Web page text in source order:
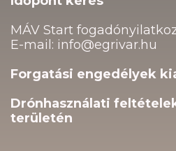
MÁV Start
E-mail: info@egrivar.hu
Forgatási engedélyek
Drónhasználati
területén